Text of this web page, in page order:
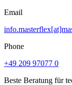
Email
Phone
+49 209 97077 0
Beste Beratung für